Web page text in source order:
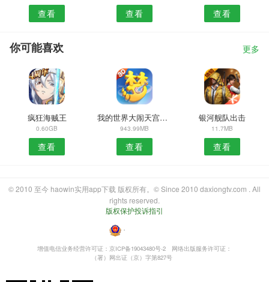
查看 查看 查看
你可能喜欢 更多
疯狂海贼王
0.60GB
查看
我的世界大闹天宫版本
943.99MB
查看
银河舰队出击
11.7MB
查看
© 2010 至今 haowin实用app下载 版权所有。© Since 2010 daxiongtv.com . All
rights reserved.
版权保护投诉指引
・
增值电信业务经营许可证：京ICP备19043480号-2
网络出版服务许可证：
（署）网出证（京）字第827号